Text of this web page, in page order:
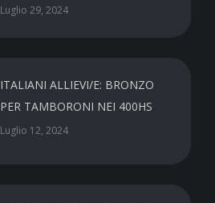
Luglio 29, 2024
ITALIANI ALLIEVI/E: BRONZO
PER TAMBORONI NEI 400HS
Luglio 12, 2024